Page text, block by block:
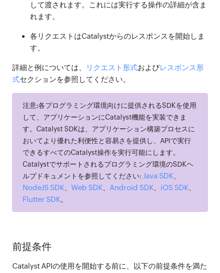
して渡されます。これには実行する操作の詳細が含ま
れます。
各リクエストはCatalystからのレスポンスを開始しま
す。
詳細と例については、 リクエスト形式およびレスポンス形
式セクションを参照してください。
注意:各プログラミング環境向けに提供されるSDKを使用
して、アプリケーションにCatalyst機能を実装できま
す。Catalyst SDKは、アプリケーション構築プロセスに
おいてより優れた利便性と容易さを提供し、APIで実行
できるすべてのCatalyst操作を実行可能にします。
Catalystでサポートされるプログラミング環境のSDKヘ
ルプドキュメントを参照してください: Java SDK
NodeJS SDK Web SDK Android SDK iOS SDK
Flutter SDK。
前提条件
Catalyst APIの使用を開始する前に、以下の前提条件を満た